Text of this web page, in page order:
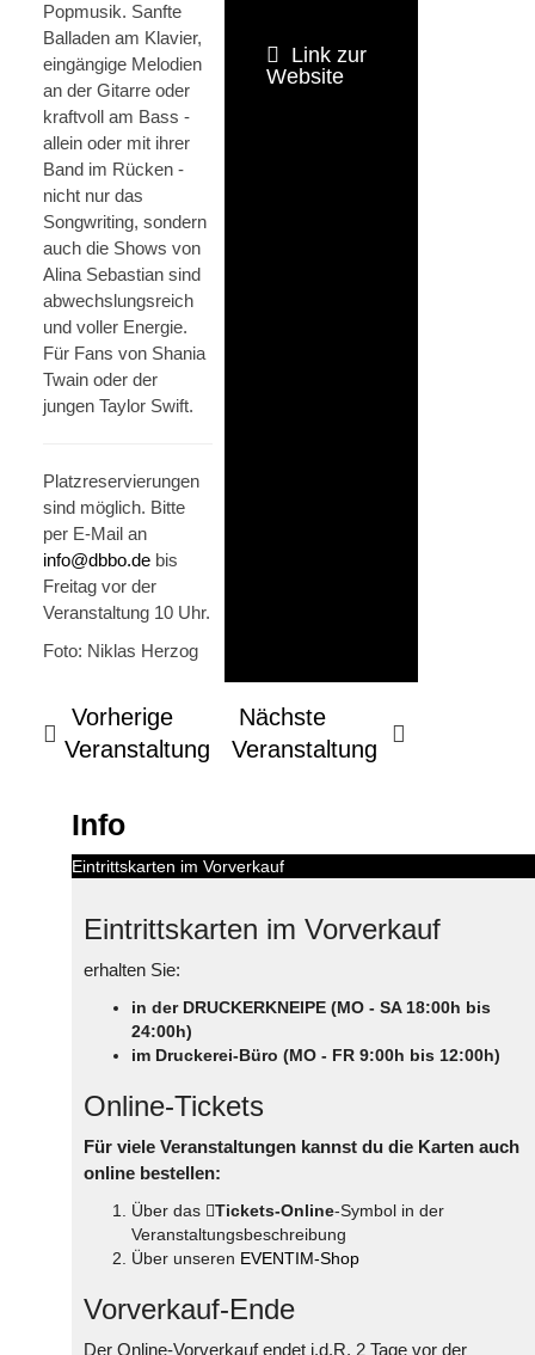
Popmusik. Sanfte
Balladen am Klavier,
eingängige Melodien
an der Gitarre oder
kraftvoll am Bass -
allein oder mit ihrer
Band im Rücken -
nicht nur das
Songwriting, sondern
auch die Shows von
Alina Sebastian sind
abwechslungsreich
und voller Energie.
Für Fans von Shania
Twain oder der
jungen Taylor Swift.
Platzreservierungen
sind möglich. Bitte
per E-Mail an
info@dbbo.de bis
Freitag vor der
Veranstaltung 10 Uhr.
Foto: Niklas Herzog
Link zur
Website
Vorherige
Veranstaltung
Nächste
Veranstaltung
Info
Eintrittskarten im Vorverkauf
Eintrittskarten im Vorverkauf
erhalten Sie:
in der DRUCKERKNEIPE (MO - SA 18:00h bis
24:00h)
im Druckerei-Büro (MO - FR 9:00h bis 12:00h)
Online-Tickets
Für viele Veranstaltungen kannst du die Karten auch
online bestellen:
Über das Tickets-Online-Symbol in der
Veranstaltungsbeschreibung
Über unseren EVENTIM-Shop
Vorverkauf-Ende
Der Online-Vorverkauf endet i.d.R. 2 Tage vor der